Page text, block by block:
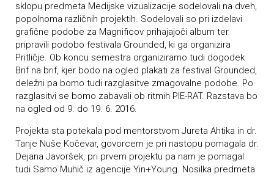
sklopu predmeta Medijske vizualizacije sodelovali na dveh,
popolnoma različnih projektih. Sodelovali so pri izdelavi
grafične podobe za Magnificov prihajajoči album ter
pripravili podobo festivala Grounded, ki ga organizira
Pritličje. Ob koncu semestra organiziramo tudi dogodek
Brif na brif, kjer bodo na ogled plakati za festival Grounded,
deležni pa bomo tudi razglasitve zmagovalne podobe. Po
razglasitvi se bomo zabavali ob ritmih PIE-RAT. Razstava bo
na ogled od 9. do 19. 6. 2016.
Projekta sta potekala pod mentorstvom Jureta Ahtika in dr.
Tanje Nuše Kočevar, govorcem je pri nastopu pomagala dr.
Dejana Javoršek, pri prvem projektu pa nam je pomagal
tudi Samo Muhič iz agencije Yin+Young. Nosilka predmeta